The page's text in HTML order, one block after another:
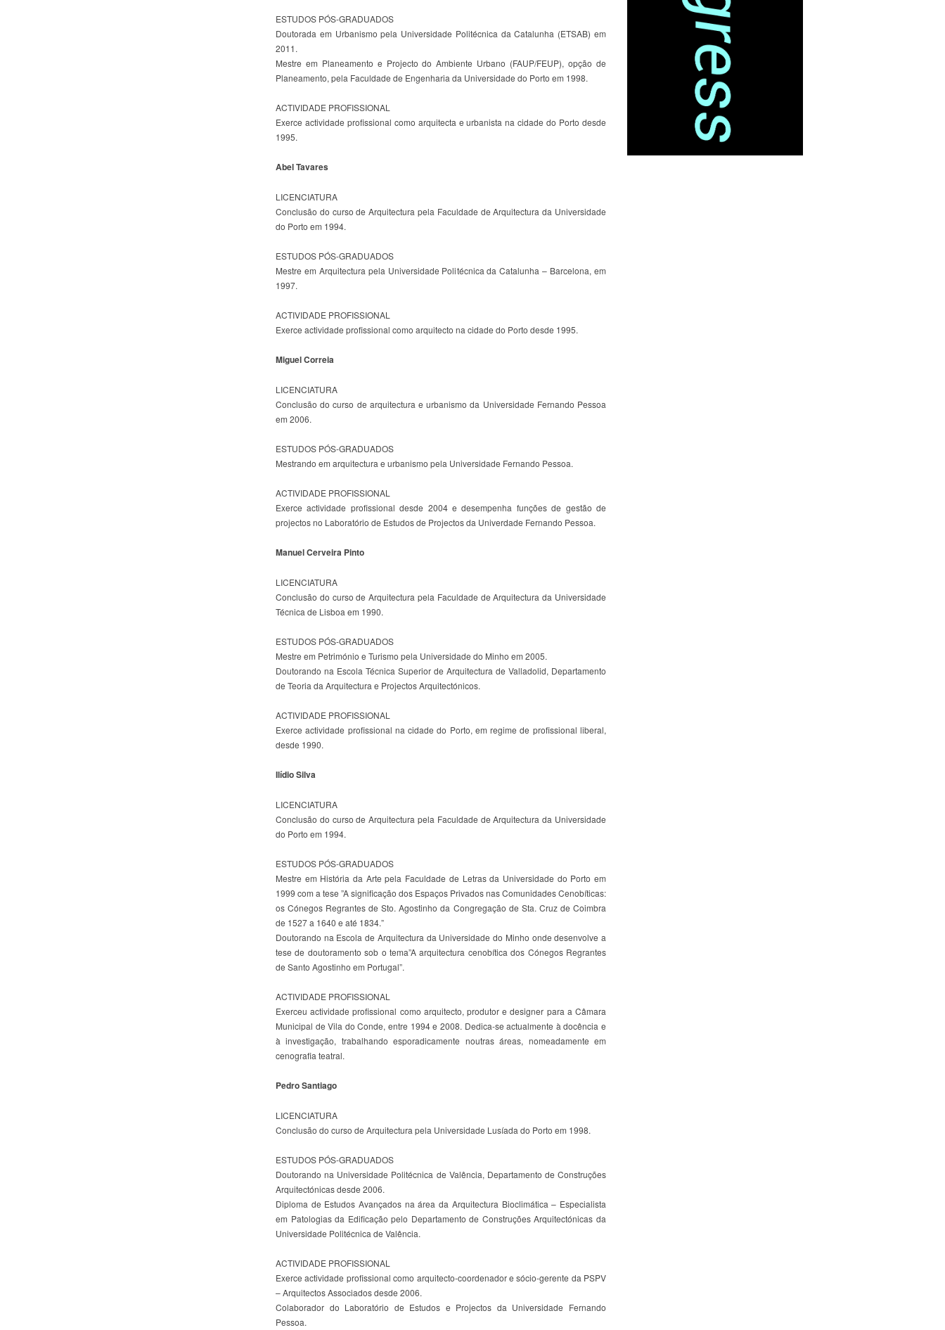
ESTUDOS PÓS-GRADUADOS
Doutorada em Urbanismo pela Universidade Politécnica da Catalunha (ETSAB) em
2011.
Mestre em Planeamento e Projecto do Ambiente Urbano (FAUP/FEUP), opção de
Planeamento, pela Faculdade de Engenharia da Universidade do Porto em 1998.
ACTIVIDADE PROFISSIONAL
Exerce actividade profissional como arquitecta e urbanista na cidade do Porto desde
1995.
Abel Tavares
LICENCIATURA
Conclusão do curso de Arquitectura pela Faculdade de Arquitectura da Universidade
do Porto em 1994.
ESTUDOS PÓS-GRADUADOS
Mestre em Arquitectura pela Universidade Politécnica da Catalunha – Barcelona, em
1997.
ACTIVIDADE PROFISSIONAL
Exerce actividade profissional como arquitecto na cidade do Porto desde 1995.
Miguel Correia
LICENCIATURA
Conclusão do curso de arquitectura e urbanismo da Universidade Fernando Pessoa
em 2006.
ESTUDOS PÓS-GRADUADOS
Mestrando em arquitectura e urbanismo pela Universidade Fernando Pessoa.
ACTIVIDADE PROFISSIONAL
Exerce actividade profissional desde 2004 e desempenha funções de gestão de
projectos no Laboratório de Estudos de Projectos da Univerdade Fernando Pessoa.
Manuel Cerveira Pinto
LICENCIATURA
Conclusão do curso de Arquitectura pela Faculdade de Arquitectura da Universidade
Técnica de Lisboa em 1990.
ESTUDOS PÓS-GRADUADOS
Mestre em Petrimónio e Turismo pela Universidade do Minho em 2005.
Doutorando na Escola Técnica Superior de Arquitectura de Valladolid, Departamento
de Teoria da Arquitectura e Projectos Arquitectónicos.
ACTIVIDADE PROFISSIONAL
Exerce actividade profissional na cidade do Porto, em regime de profissional liberal,
desde 1990.
Ilídio Silva
LICENCIATURA
Conclusão do curso de Arquitectura pela Faculdade de Arquitectura da Universidade
do Porto em 1994.
ESTUDOS PÓS-GRADUADOS
Mestre em História da Arte pela Faculdade de Letras da Universidade do Porto em
1999 com a tese ”A significação dos Espaços Privados nas Comunidades Cenobíticas:
os Cónegos Regrantes de Sto. Agostinho da Congregação de Sta. Cruz de Coimbra
de 1527 a 1640 e até 1834.”
Doutorando na Escola de Arquitectura da Universidade do Minho onde desenvolve a
tese de doutoramento sob o tema”A arquitectura cenobítica dos Cónegos Regrantes
de Santo Agostinho em Portugal”.
ACTIVIDADE PROFISSIONAL
Exerceu actividade profissional como arquitecto, produtor e designer para a Câmara
Municipal de Vila do Conde, entre 1994 e 2008. Dedica-se actualmente à docência e
à investigação, trabalhando esporadicamente noutras áreas, nomeadamente em
cenografia teatral.
Pedro Santiago
LICENCIATURA
Conclusão do curso de Arquitectura pela Universidade Lusíada do Porto em 1998.
ESTUDOS PÓS-GRADUADOS
Doutorando na Universidade Politécnica de Valência, Departamento de Construções
Arquitectónicas desde 2006.
Diploma de Estudos Avançados na área da Arquitectura Bioclimática – Especialista
em Patologias da Edificação pelo Departamento de Construções Arquitectónicas da
Universidade Politécnica de Valência.
ACTIVIDADE PROFISSIONAL
Exerce actividade profissional como arquitecto-coordenador e sócio-gerente da PSPV
– Arquitectos Associados desde 2006.
Colaborador do Laboratório de Estudos e Projectos da Universidade Fernando
Pessoa.